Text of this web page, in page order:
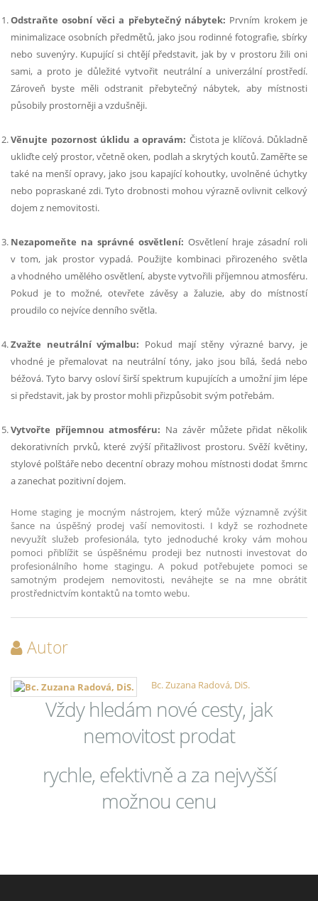
Odstraňte osobní věci a přebytečný nábytek: Prvním krokem je
minimalizace osobních předmětů, jako jsou rodinné fotografie, sbírky
nebo suvenýry. Kupující si chtějí představit, jak by v prostoru žili oni
sami, a proto je důležité vytvořit neutrální a univerzální prostředí.
Zároveň byste měli odstranit přebytečný nábytek, aby místnosti
působily prostorněji a vzdušněji.
Věnujte pozornost úklidu a opravám: Čistota je klíčová. Důkladně
ukliďte celý prostor, včetně oken, podlah a skrytých koutů. Zaměřte se
také na menší opravy, jako jsou kapající kohoutky, uvolněné úchytky
nebo popraskané zdi. Tyto drobnosti mohou výrazně ovlivnit celkový
dojem z nemovitosti.
Nezapomeňte na správné osvětlení: Osvětlení hraje zásadní roli
v tom, jak prostor vypadá. Použijte kombinaci přirozeného světla
a vhodného umělého osvětlení, abyste vytvořili příjemnou atmosféru.
Pokud je to možné, otevřete závěsy a žaluzie, aby do místností
proudilo co nejvíce denního světla.
Zvažte neutrální výmalbu: Pokud mají stěny výrazné barvy, je
vhodné je přemalovat na neutrální tóny, jako jsou bílá, šedá nebo
béžová. Tyto barvy osloví širší spektrum kupujících a umožní jim lépe
si představit, jak by prostor mohli přizpůsobit svým potřebám.
Vytvořte příjemnou atmosféru: Na závěr můžete přidat několik
dekorativních prvků, které zvýší přitažlivost prostoru. Svěží květiny,
stylové polštáře nebo decentní obrazy mohou místnosti dodat šmrnc
a zanechat pozitivní dojem.
Home staging je mocným nástrojem, který může významně zvýšit
šance na úspěšný prodej vaší nemovitosti. I když se rozhodnete
nevyužít služeb profesionála, tyto jednoduché kroky vám mohou
pomoci přiblížit se úspěšnému prodeji bez nutnosti investovat do
profesionálního home stagingu. A pokud potřebujete pomoci se
samotným prodejem nemovitosti, neváhejte se na mne obrátit
prostřednictvím kontaktů na tomto webu.
Autor
Bc. Zuzana Radová, DiS.
Vždy hledám nové cesty, jak
nemovitost prodat
rychle, efektivně a za nejvyšší
možnou cenu